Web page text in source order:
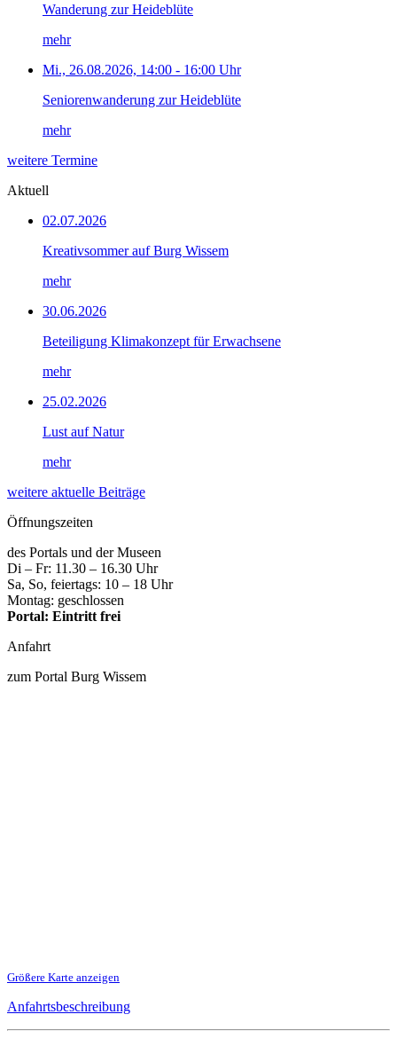
Wanderung zur Heideblüte
mehr
Mi., 26.08.2026, 14:00 - 16:00 Uhr
Seniorenwanderung zur Heideblüte
mehr
weitere Termine
Aktuell
02.07.2026
Kreativsommer auf Burg Wissem
mehr
30.06.2026
Beteiligung Klimakonzept für Erwachsene
mehr
25.02.2026
Lust auf Natur
mehr
weitere aktuelle Beiträge
Öffnungszeiten
des Portals und der Museen
Di – Fr: 11.30 – 16.30 Uhr
Sa, So, feiertags: 10 – 18 Uhr
Montag: geschlossen
Portal: Eintritt frei
Anfahrt
zum Portal Burg Wissem
Größere Karte anzeigen
Anfahrtsbeschreibung